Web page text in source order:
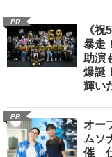
PR
《
暴走
助演
爆誕
輝い
PR
オー
ムソ
催